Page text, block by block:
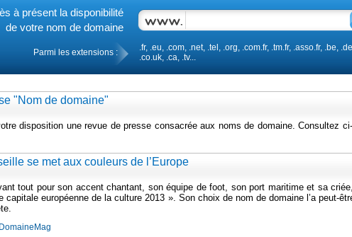
à présent la disponibilité
de votre nom de domaine
Parmi les extensions :
.fr, .eu, .com, .net, .tel, .org, .com.fr, .tm.fr, .asso.fr, .be,
.co.uk, .ca, .tv...
"Nom de domaine"
disposition une revue de presse consacrée aux noms de domaine. Consultez
se met aux couleurs de l’Europe
tout pour son accent chantant, son équipe de foot, son port maritime et sa
capitale européenne de la culture 2013 ». Son choix de nom de domaine l’a peut-